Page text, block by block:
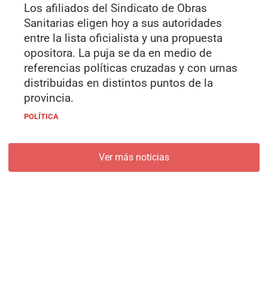
Los afiliados del Sindicato de Obras
Sanitarias eligen hoy a sus autoridades
entre la lista oficialista y una propuesta
opositora. La puja se da en medio de
referencias políticas cruzadas y con urnas
distribuidas en distintos puntos de la
provincia.
POLÍTICA
Ver más noticias